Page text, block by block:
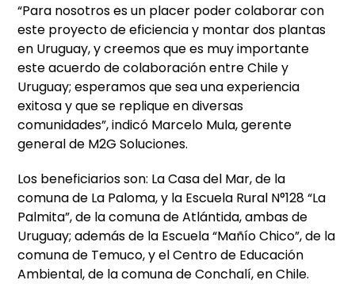
“Para nosotros es un placer poder colaborar con
este proyecto de eficiencia y montar dos plantas
en Uruguay, y creemos que es muy importante
este acuerdo de colaboración entre Chile y
Uruguay; esperamos que sea una experiencia
exitosa y que se replique en diversas
comunidades”, indicó Marcelo Mula, gerente
general de M2G Soluciones.
Los beneficiarios son: La Casa del Mar, de la
comuna de La Paloma, y la Escuela Rural N°128 “La
Palmita”, de la comuna de Atlántida, ambas de
Uruguay; además de la Escuela “Mañío Chico”, de la
comuna de Temuco, y el Centro de Educación
Ambiental, de la comuna de Conchalí, en Chile.